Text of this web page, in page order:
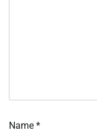
Name *